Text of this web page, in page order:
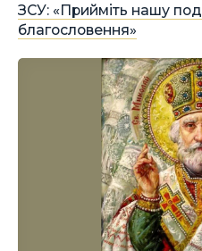
ЗСУ: «Прийміть нашу
благословення»